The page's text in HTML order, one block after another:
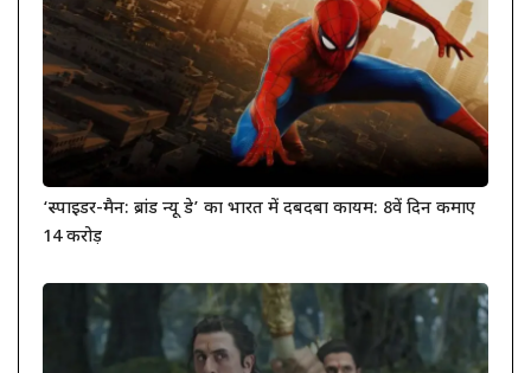
‘स्पाइडर-मैन: ब्रांड न्यू डे’ का भारत में दबदबा कायम: 8वें दिन कमाए
14 करोड़